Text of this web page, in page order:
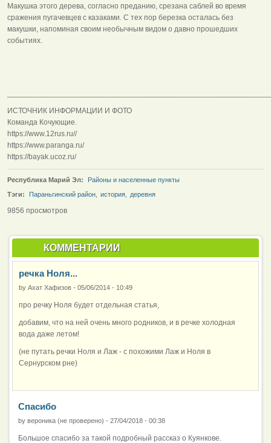
Макушка этого дерева, согласно преданию, срезана саблей во время
сражения пугачевцев с казаками. С тех пор березка осталась без
макушки, напоминая своим необычным видом о давно прошедших
событиях.
ИСТОЧНИК ИНФОРМАЦИИ И ФОТО
Команда Кочующие.
https://www.12rus.ru//
https://www.paranga.ru/
https://bayak.ucoz.ru/
Республика Марий Эл:
Районы и населенные пункты
Тэги:
Параньгинский район история деревня
9856 просмотров
КОММЕНТАРИИ
речка Ноля...
by Ахат Хафизов - 05/06/2014 - 10:49
про речку Ноля будет отдельная статья,
добавим, что на ней очень много родников, и в речке холодная
вода даже летом!
(не путать речки Ноля и Лаж - с похожими Лаж и Ноля в
Сернурском рне)
Спасибо
by вероника (не проверено) - 27/04/2018 - 00:38
Большое спасибо за такой подробный рассказ о Куянкове.